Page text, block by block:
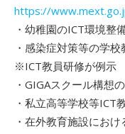
https://
・幼稚園のICT環境整
・感染症対策等の学
※ICT教員研修が例示
・GIGAスクール構想
・私立高等学校等ICT
・在外教育施設にお